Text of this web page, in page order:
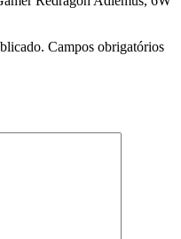
Campos obrigatórios